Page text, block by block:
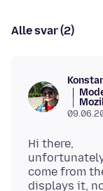
Alle svar (2)
Hi there,
come from
displays it,